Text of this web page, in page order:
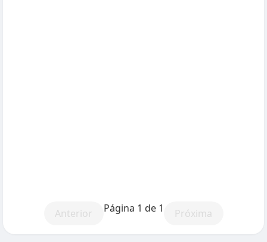
Anterior Página 1 de 1 Próxima